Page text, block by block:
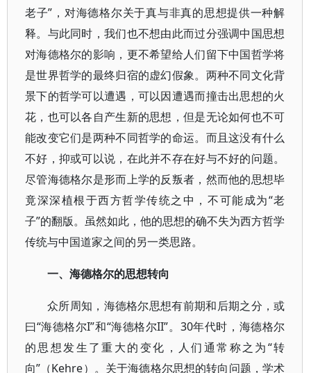
老子”，对海德格尔关于真与非真的思想提供一种解
释。与此同时，我们也不想由此而过分强调中国思想
对海德格尔的影响，更不希望给人们留下中国哲学将
是世界哲学的最终归宿的虚幻假象。两种不同文化背
景下的哲学可以遭遇，可以因遭遇而撞击出思想的火
花，也可以各自产生新的思想，但是无论如何也不可
能改变它们是两种不同哲学的命运。而且这没有什么
不好，抑或可以说，在此并不存在好与不好的问题。
尽管海德格尔是形而上学的反叛者，然而他的思想毕
竟深深植根于西方哲学传统之中，不可能成为“老
子”的翻版。虽然如此，他的思想的确不失为西方哲学
传统与中国道家之间的另一类思路。
一、海德格尔的思想转向
众所周知，海德格尔思想有前期和后期之分，或
曰“海德格尔I”和“海德格尔II”。30年代时，海德格尔
的思想发生了重大的变化，人们通常称之为“转
向”（Kehre）。关于海德格尔思想的转向问题，学术